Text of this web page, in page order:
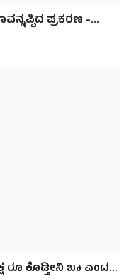
ಪ್ರಕರಣ -...
ರೂ ಕೊಡ್ತೀನಿ ಬಾ ಎಂದ...